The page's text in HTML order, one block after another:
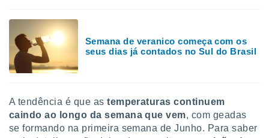
Semana de veranico começa com os
seus dias já contados no Sul do Brasil
A tendência é que as temperaturas continuem
caindo ao longo da semana que vem, com geadas
se formando na primeira semana de Junho. Para saber